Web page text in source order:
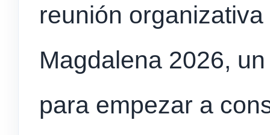
reunión
Magdalena 2026,
para empezar a